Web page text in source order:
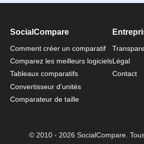
SocialCompare
Comment créer un comparatif
Comparez les meilleurs logiciels
Tableaux comparatifs
Convertisseur d'unités
Comparateur de taille
Légal
Contact
© 2010 - 2026 SocialCompare.